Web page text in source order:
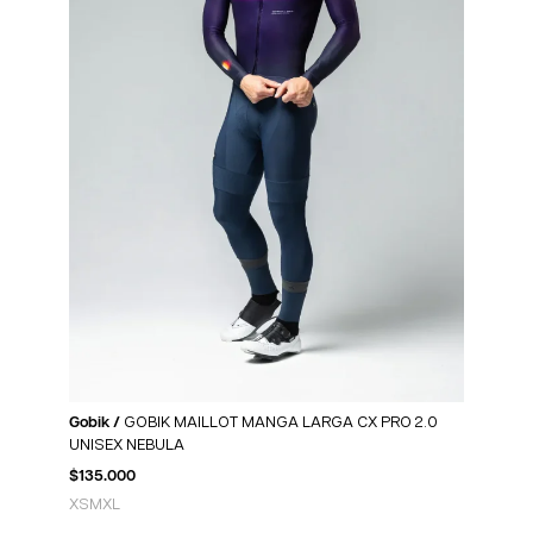
Gobik / GOBIK MAILLOT MANGA LARGA CX PRO 2.0
UNISEX NEBULA
$135.000
XS MXL